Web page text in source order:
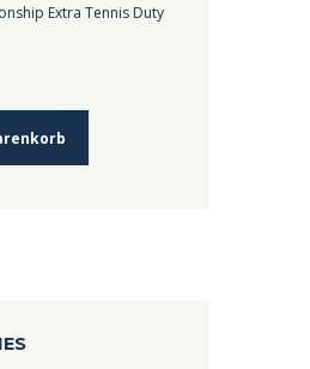
Extra Tennis Duty